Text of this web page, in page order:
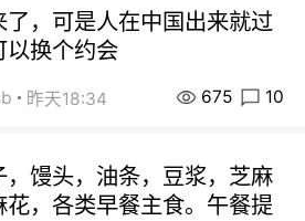
，可是人在中国出来就过
以换个约会
昨天18:34 675 10
馒头，油条，豆浆，芝麻
，各类早餐主食。午餐提